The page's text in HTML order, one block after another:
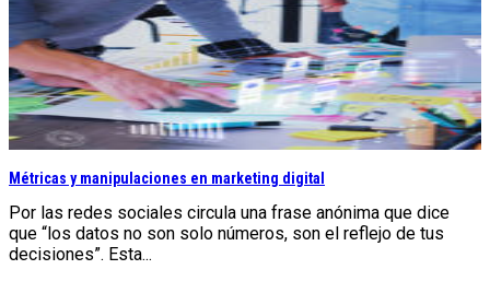
Métricas y manipulaciones en marketing digital
Por las redes sociales circula una frase anónima que dice
que “los datos no son solo números, son el reflejo de tus
decisiones”. Esta...